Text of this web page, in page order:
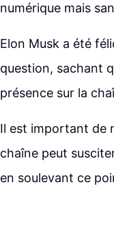
numérique mais
Elon Musk a été
question, sachant
présence sur la
Il est important de
chaîne peut
en soulevant ce